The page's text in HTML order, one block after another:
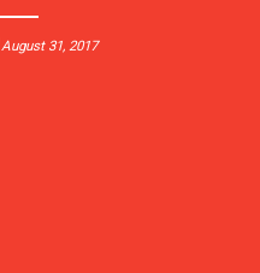
August 31,2017